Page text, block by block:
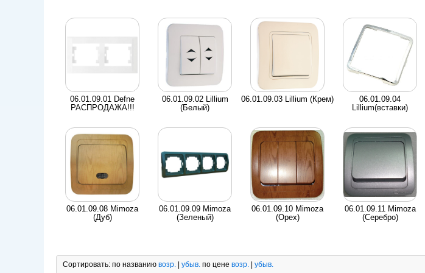
06.01.09.01 Defne
РАСПРОДАЖА!!!
06.01.09.02 Lillium
(Белый)
06.01.09.03 Lillium (Крем)
06.01.09.04
Lillium(вставки)
06.01.09.08 Mimoza
(Дуб)
06.01.09.09 Mimoza
(Зеленый)
06.01.09.10 Mimoza
(Орех)
06.01.09.11 Mimoza
(Серебро)
Сортировать: по названию возр. | убыв. по цене возр. | убыв.